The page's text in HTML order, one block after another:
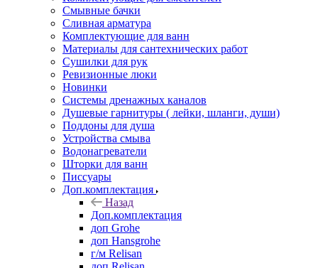
Смывные бачки
Сливная арматура
Комплектующие для ванн
Материалы для сантехнических работ
Сушилки для рук
Ревизионные люки
Новинки
Системы дренажных каналов
Душевые гарнитуры ( лейки, шланги, души)
Поддоны для душа
Устройства смыва
Водонагреватели
Шторки для ванн
Писсуары
Доп.комплектация
Назад
Доп.комплектация
доп Grohe
доп Hansgrohe
г/м Relisan